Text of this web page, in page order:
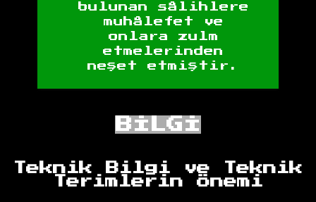
bulunan sâlihlere
muhâlefet ve
onlara zulm
etmelerinden
neşet etmiştir.
BİLGİ
Teknik Bilgi ve Teknik
Terimlerin Önemi